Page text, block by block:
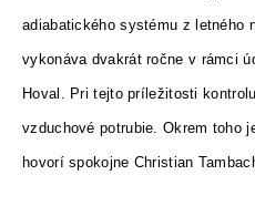
adiabatického systému z letného
vykonáva dvakrát ročne v rámci
Hoval. Pri tejto príležitosti
vzduchové potrubie. Okrem toho
hovorí spokojne Christian